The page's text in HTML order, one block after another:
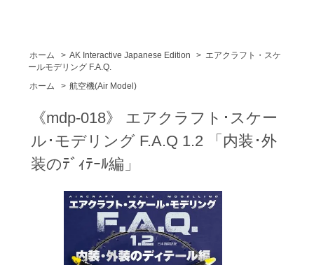
ホーム > AK Interactive Japanese Edition > エアクラフト・スケ
ールモデリング F.A.Q.
ホーム
> 航空機(Air Model)
《mdp-018》 エアクラフト･スケー
ル･モデリング F.A.Q 1.2 「内装･外
装のﾃﾞｨﾃｰﾙ編」